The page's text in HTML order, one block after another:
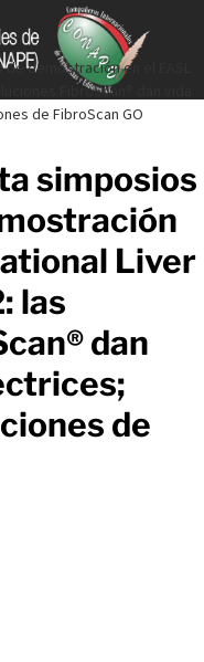
demostración en el EASL
FibroScan® dan vida
de FibroScan GO
simposios
Liver
las
dan
de